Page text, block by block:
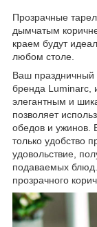
Прозрачные
дымчатым
краем будут
любом столе.
Ваш праздничный
бренда Luminarc,
элегантным и
позволяет
обедов и ужинов.
только удобство
удовольствие,
подаваемых
прозрачного